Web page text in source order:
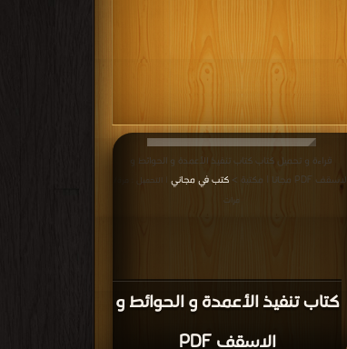
كتاب تنفيذ الأعمدة و الحوائط و
قراءة و تحميل كتاب كتاب تنفيذ الأعمدة و الحوائط و
الاسقف PDF مجانا | مكتبة >
كتب في مجاني| التحميل : مرة/
مرات